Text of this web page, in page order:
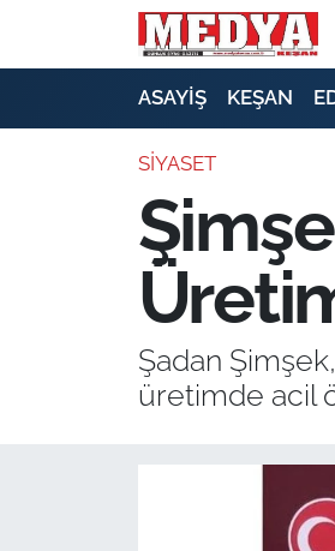
ASAYİŞ KEŞAN
SİYASET
Şadan
üretimde acil
E-GAZETE
SİYASET
EKONOMİ